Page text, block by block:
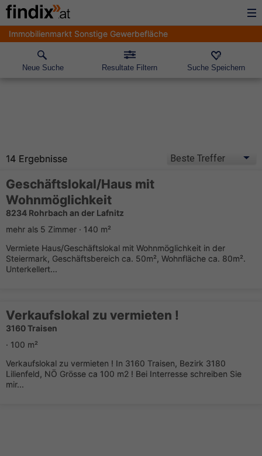
Immobilienmarkt Sonstige Gewerbefläche
Neue Suche Resultate Filtern Suche Speichern
14 Ergebnisse
Geschäftslokal/Haus mit
Wohnmöglichkeit
8234 Rohrbach an der Lafnitz
mehr als 5 Zimmer · 140 m²
Vermiete Haus/Geschäftslokal mit Wohnmöglichkeit in der
Steiermark, Geschäftsbereich ca. 50m², Wohnfläche ca. 80m².
Unterkellert...
Verkaufslokal zu vermieten !
3160 Traisen
· 100 m²
Verkaufslokal zu vermieten ! In 3160 Traisen, Bezirk 3180
Lilienfeld, NÖ Grösse ca 100 m2 ! Bei Interresse schreiben Sie
mir...